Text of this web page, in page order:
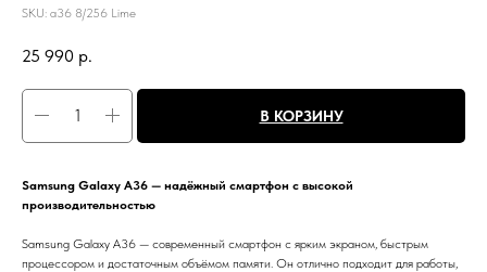
SKU: a36 8/256 Lime
25 990 р.
В КОРЗИНУ
Samsung Galaxy A36 — надёжный смартфон с высокой
производительностью
Samsung Galaxy A36 — современный смартфон с ярким экраном, быстрым
процессором и достаточным объёмом памяти. Он отлично подходит для работы,